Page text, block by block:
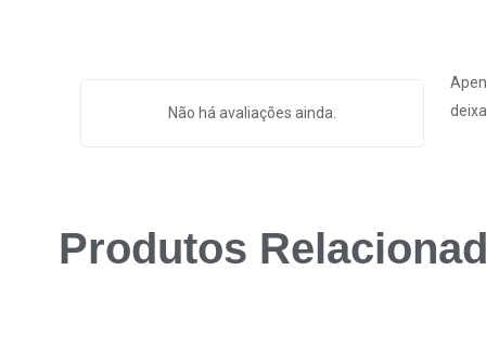
Não há avaliações ainda.
Produtos